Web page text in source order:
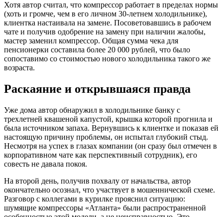
Хотя автор считал, что компрессор работает в пределах нормы
(хоть и громче, чем в его личном 30-летнем холодильнике),
клиентка настаивала на замене. Посоветовавшись в рабочем
чате и получив одобрение на замену при наличии жалобы,
мастер заменил компрессор. Общая сумма чека для
пенсионерки составила более 20 000 рублей, что было
сопоставимо со стоимостью нового холодильника такого же
возраста.
Раскаяние и открывшаяся правда
Уже дома автор обнаружил в холодильнике банку с
трехлетней квашеной капустой, крышка которой прогнила и
была источником запаха. Вернувшись к клиентке и показав ей
настоящую причину проблемы, он испытал глубокий стыд.
Несмотря на успех в глазах компании (он сразу был отмечен в
корпоративном чате как перспективный сотрудник), его
совесть не давала покоя.
На второй день, получив похвалу от начальства, автор
окончательно осознал, что участвует в мошеннической схеме.
Разговор с коллегами в курилке прояснил ситуацию:
шумящие компрессоры «Атланта» были распространенной